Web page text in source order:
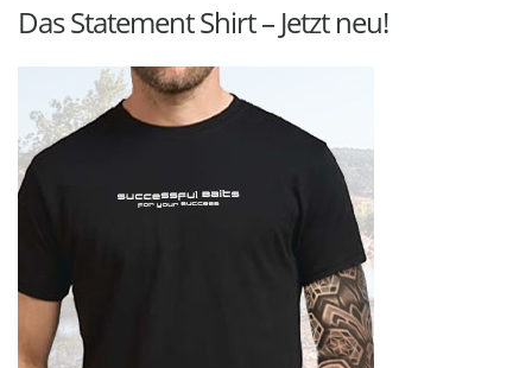
Das Statement Shirt – Jetzt neu!